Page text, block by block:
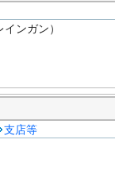
ンガン）
支店等